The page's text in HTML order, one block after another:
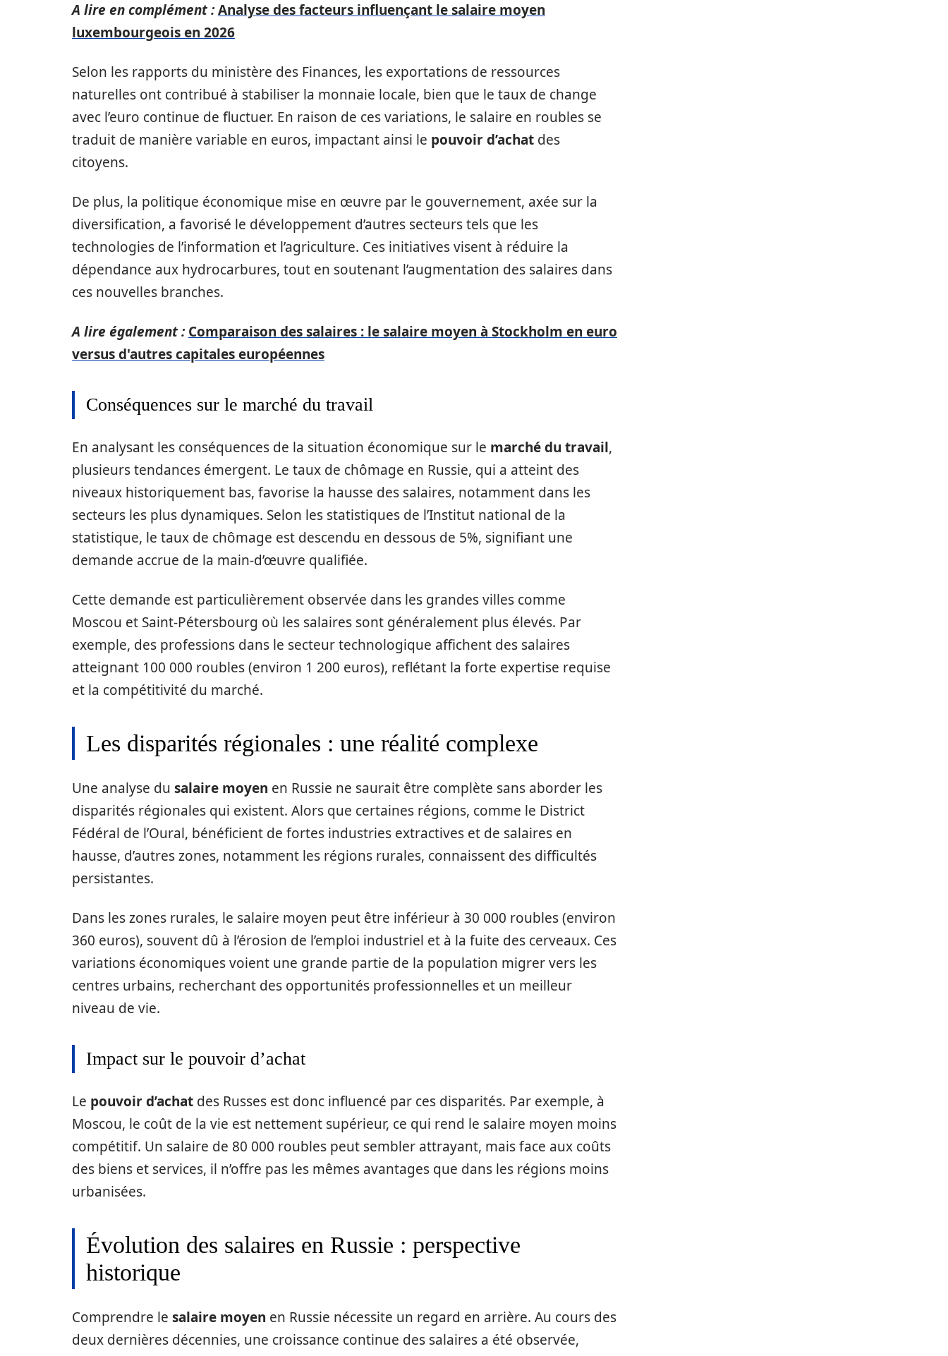
A lire en complément :Analyse des facteurs influençant le salaire moyen
luxembourgeois en 2026
Selon les rapports du ministère des Finances, les exportations de ressources
naturelles ont contribué à stabiliser la monnaie locale, bien que le taux de change
avec l’euro continue de fluctuer. En raison de ces variations, le salaire en roubles se
traduit de manière variable en euros, impactant ainsi le pouvoir d’achat des
citoyens.
De plus, la politique économique mise en œuvre par le gouvernement, axée sur la
diversification, a favorisé le développement d’autres secteurs tels que les
technologies de l’information et l’agriculture. Ces initiatives visent à réduire la
dépendance aux hydrocarbures, tout en soutenant l’augmentation des salaires dans
ces nouvelles branches.
A lire également : Comparaison des salaires : le salaire moyen à Stockholm en euro
versus d'autres capitales européennes
Conséquences sur le marché du travail
En analysant les conséquences de la situation économique sur le marché du travail,
plusieurs tendances émergent. Le taux de chômage en Russie, qui a atteint des
niveaux historiquement bas, favorise la hausse des salaires, notamment dans les
secteurs les plus dynamiques. Selon les statistiques de l’Institut national de la
statistique, le taux de chômage est descendu en dessous de 5%, signifiant une
demande accrue de la main-d’œuvre qualifiée.
Cette demande est particulièrement observée dans les grandes villes comme
Moscou et Saint-Pétersbourg où les salaires sont généralement plus élevés. Par
exemple, des professions dans le secteur technologique affichent des salaires
atteignant 100 000 roubles (environ 1 200 euros), reflétant la forte expertise requise
et la compétitivité du marché.
Les disparités régionales : une réalité complexe
Une analyse du salaire moyen en Russie ne saurait être complète sans aborder les
disparités régionales qui existent. Alors que certaines régions, comme le District
Fédéral de l’Oural, bénéficient de fortes industries extractives et de salaires en
hausse, d’autres zones, notamment les régions rurales, connaissent des difficultés
persistantes.
Dans les zones rurales, le salaire moyen peut être inférieur à 30 000 roubles (environ
360 euros), souvent dû à l’érosion de l’emploi industriel et à la fuite des cerveaux. Ces
variations économiques voient une grande partie de la population migrer vers les
centres urbains, recherchant des opportunités professionnelles et un meilleur
niveau de vie.
Impact sur le pouvoir d’achat
Le pouvoir d’achat des Russes est donc influencé par ces disparités. Par exemple, à
Moscou, le coût de la vie est nettement supérieur, ce qui rend le salaire moyen moins
compétitif. Un salaire de 80 000 roubles peut sembler attrayant, mais face aux coûts
des biens et services, il n’offre pas les mêmes avantages que dans les régions moins
urbanisées.
Évolution des salaires en Russie : perspective
historique
Comprendre le salaire moyen en Russie nécessite un regard en arrière. Au cours des
deux dernières décennies, une croissance continue des salaires a été observée,